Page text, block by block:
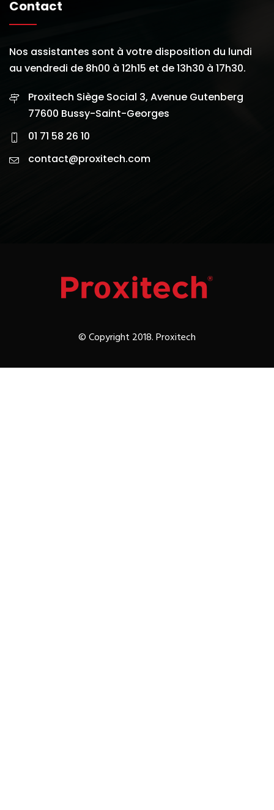
Contact
Nos assistantes sont à votre disposition du lundi
au vendredi de 8h00 à 12h15 et de 13h30 à 17h30.
Proxitech Siège Social 3, Avenue Gutenberg
77600 Bussy-Saint-Georges
01 71 58 26 10
contact@proxitech.com
© Copyright 2018. Proxitech